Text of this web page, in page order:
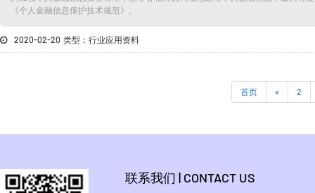
《个人金融信息保护技术规范》。
2020-02-20 类型：行业应用资料
首页 « 2
联系我们 | CONTACT US